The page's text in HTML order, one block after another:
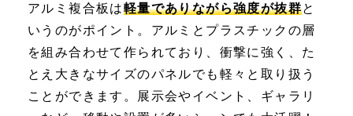
アルミ複合板は軽量でありながら強度が抜群と
いうのがポイント。アルミとプラスチックの層
を組み合わせて作られており、衝撃に強く、た
とえ大きなサイズのパネルでも軽々と取り扱う
ことができます。展示会やイベント、ギャラリ